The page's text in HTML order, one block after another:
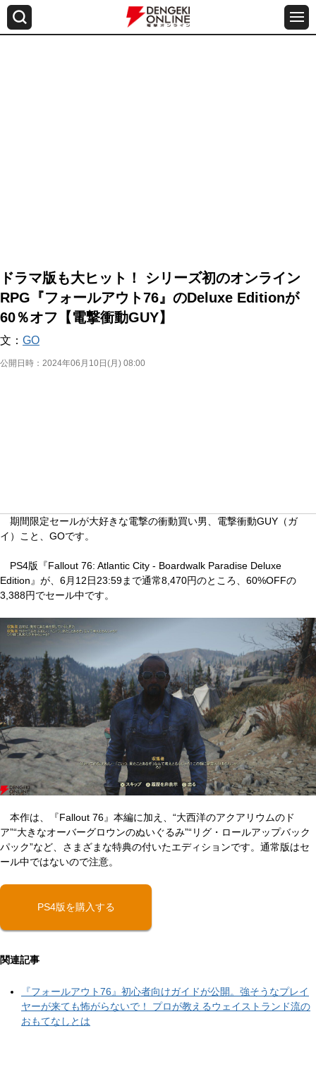
ドラマ版も大ヒット！ シリーズ初のオンライン
RPG『フォールアウト76』のDeluxe Editionが
60％オフ【電撃衝動GUY】
文： GO
公開日時： 2024年06月10日(月) 08:00
期間限定セールが大好きな電撃の衝動買い男、電撃衝動GUY（ガ
イ）こと、GOです。
PS4版『Fallout 76: Atlantic City - Boardwalk Paradise Deluxe
Edition』が、6月12日23:59まで通常8,470円のところ、60%OFFの
3,388円でセール中です。
本作は、『Fallout 76』本編に加え、“大西洋のアクアリウムのド
ア”“大きなオーバーグロウンのぬいぐるみ”“リグ・ロールアップバック
パック”など、さまざまな特典の付いたエディションです。通常版はセ
ール中ではないので注意。
PS4版を購入する
関連記事
『フォールアウト76』初心者向けガイドが公開。強そうなプレイ
ヤーが来ても怖がらないで！ プロが教えるウェイストランド流の
おもてなしとは